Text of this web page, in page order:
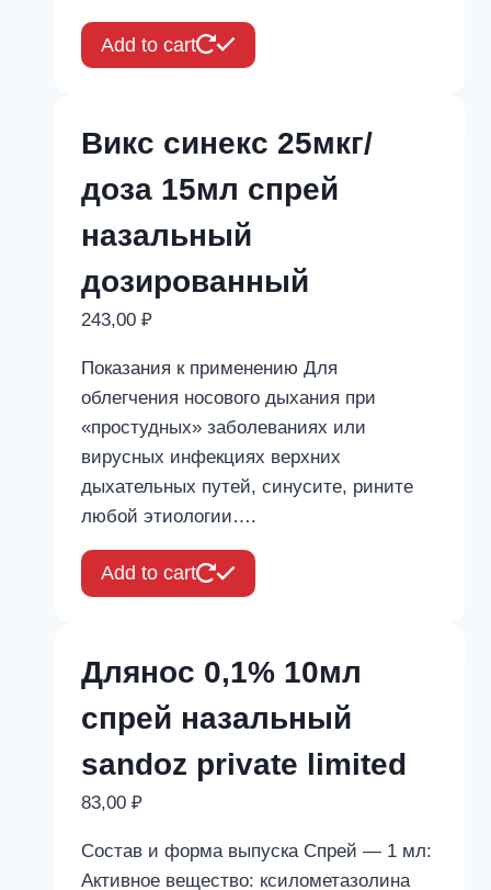
Add to cart
Викс синекс 25мкг/
доза 15мл спрей
назальный
дозированный
243,00 ₽
Показания к применению Для
облегчения носового дыхания при
«простудных» заболеваниях или
вирусных инфекциях верхних
дыхательных путей, синусите, рините
любой этиологии….
Add to cart
Длянос 0,1% 10мл
спрей назальный
sandoz private limited
83,00 ₽
Состав и форма выпуска Спрей — 1 мл:
Активное вещество: ксилометазолина